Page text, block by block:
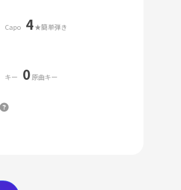
Capo 4★簡単弾き
キー 0原曲キー